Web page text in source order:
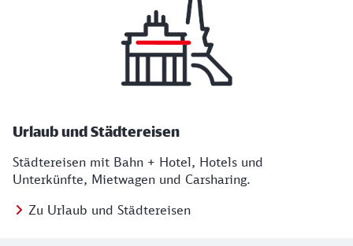
Urlaub und Städtereisen
Städtereisen mit Bahn + Hotel, Hotels und
Unterkünfte, Mietwagen und Carsharing.
Zu Urlaub und Städtereisen